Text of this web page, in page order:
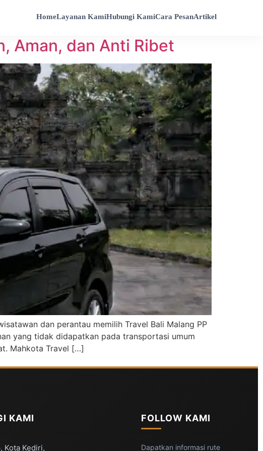
HomeLayanan KamiHubungi KamiCara PesanArtikel
Aman, dan Anti Ribet
dan perantau memilih Travel Bali Malang PP
yang tidak didapatkan pada transportasi umum
Mahkota Travel […]
KAMI
Kota Kediri,
FOLLOW KAMI
Dapatkan informasi rute